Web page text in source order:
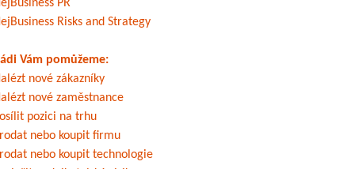
PR
Risks and Strategy
Vám pomůžeme:
nové zákazníky
nové zaměstnance
pozici na trhu
nebo koupit firmu
nebo koupit technologie